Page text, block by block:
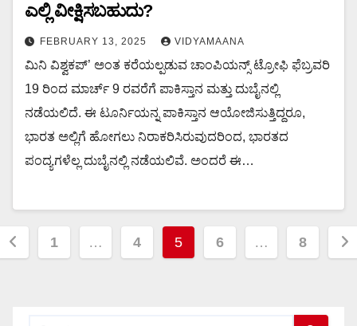
ಎಲ್ಲಿ ವೀಕ್ಷಿಸಬಹುದು?
FEBRUARY 13, 2025 VIDYAMAANA
ಮಿನಿ ವಿಶ್ವಕಪ್’ ಅಂತ ಕರೆಯಲ್ಪಡುವ ಚಾಂಪಿಯನ್ಸ್ ಟ್ರೋಫಿ ಫೆಬ್ರವರಿ
19 ರಿಂದ ಮಾರ್ಚ್ 9 ರವರೆಗೆ ಪಾಕಿಸ್ತಾನ ಮತ್ತು ದುಬೈನಲ್ಲಿ
ನಡೆಯಲಿದೆ. ಈ ಟೂರ್ನಿಯನ್ನ ಪಾಕಿಸ್ತಾನ ಆಯೋಜಿಸುತ್ತಿದ್ದರೂ,
ಭಾರತ ಅಲ್ಲಿಗೆ ಹೋಗಲು ನಿರಾಕರಿಸಿರುವುದರಿಂದ, ಭಾರತದ
ಪಂದ್ಯಗಳೆಲ್ಲ ದುಬೈನಲ್ಲಿ ನಡೆಯಲಿವೆ. ಅಂದರೆ ಈ…
1 … 4 5 6 … 8